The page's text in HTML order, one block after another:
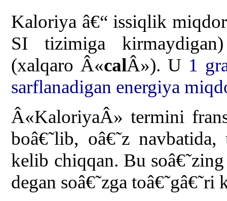
Kaloriya â€“ issiqlik
SI tizimiga
(xalqaro Â«calÂ»). U 1
sarflanadigan energiya
Â«KaloriyaÂ» termini
boâ€˜lib, oâ€˜z
kelib chiqqan. Bu
degan soâ€˜zga toâ€˜gâ€˜ri